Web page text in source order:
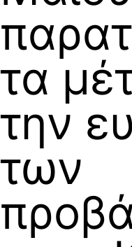
τα
την
των